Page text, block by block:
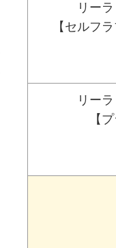
リー
【セルフ
リー
【